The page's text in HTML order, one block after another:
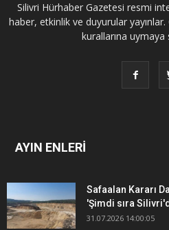
Silivri Hürhaber Gazetesi resmi
haber, etkinlik ve duyurular
kurallarına
AYIN ENLERİ
Safaalan Kararı
'Şimdi sıra
31.07.2026 14:00:05